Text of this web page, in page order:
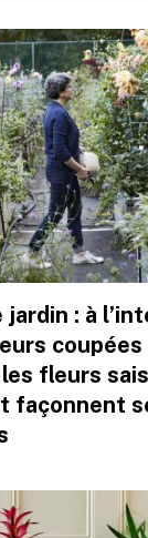
jardin : à
coupées
les fleurs
façonnent